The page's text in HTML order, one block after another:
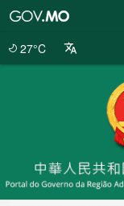
27°C